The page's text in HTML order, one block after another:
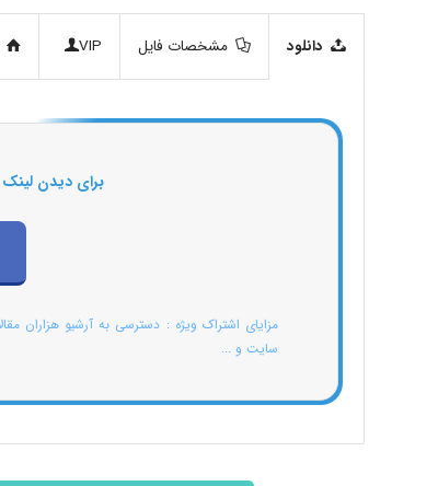
دانلود مشخصات فایل VIP
برای دیدن
مزایای اشتراک ویژه : دسترسی به آرشیو هزاران
سایت و ...